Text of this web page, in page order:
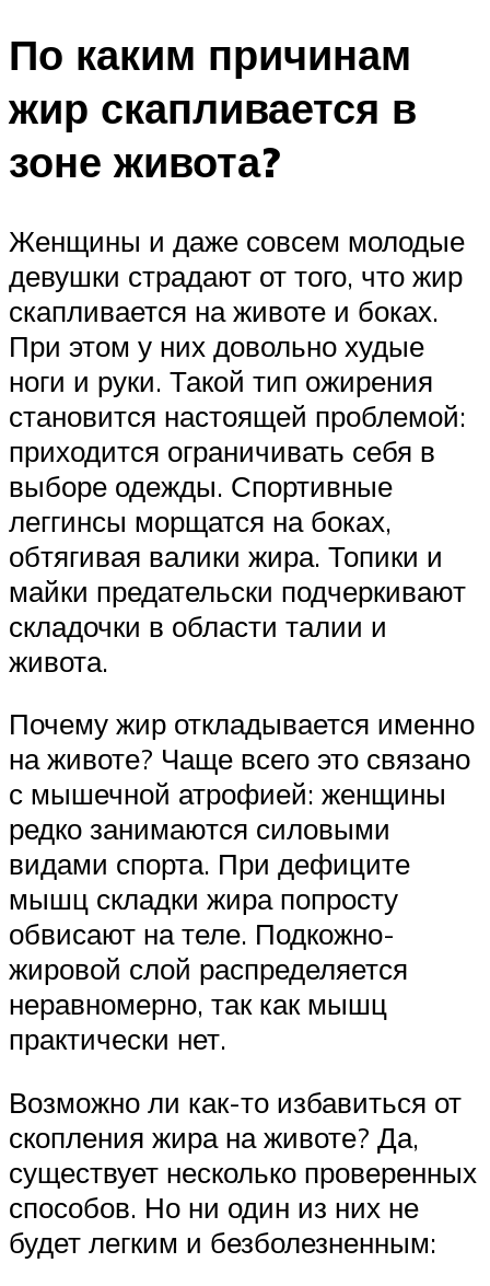
По каким причинам
жир скапливается в
зоне живота?
Женщины и даже совсем молодые
девушки страдают от того, что жир
скапливается на животе и боках.
При этом у них довольно худые
ноги и руки. Такой тип ожирения
становится настоящей проблемой:
приходится ограничивать себя в
выборе одежды. Спортивные
леггинсы морщатся на боках,
обтягивая валики жира. Топики и
майки предательски подчеркивают
складочки в области талии и
живота.
Почему жир откладывается именно
на животе? Чаще всего это связано
с мышечной атрофией: женщины
редко занимаются силовыми
видами спорта. При дефиците
мышц складки жира попросту
обвисают на теле. Подкожно-
жировой слой распределяется
неравномерно, так как мышц
практически нет.
Возможно ли как-то избавиться от
скопления жира на животе? Да,
существует несколько проверенных
способов. Но ни один из них не
будет легким и безболезненным: